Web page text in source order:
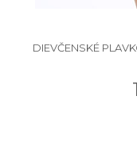
DIEVČENSKÉ